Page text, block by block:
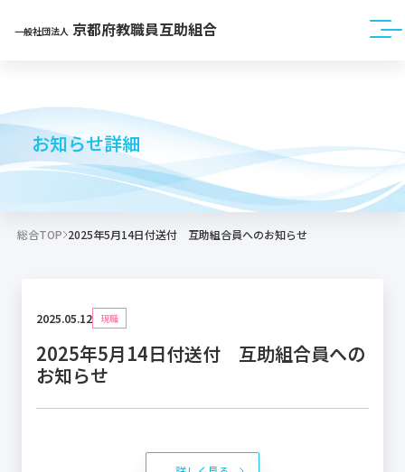
一般社団法人 京都府教職員互助組合
お知らせ詳細
総合TOP 2025年5月14日付送付 互助組合員へのお知らせ
2025.05.12 現職
2025年5月14日付送付 互助組合員への
お知らせ